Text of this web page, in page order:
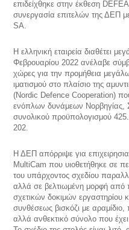
επιδείχθηκε στην έκθεση
συνεργασία επιτελών της ΔΕΠ
SA.
Η ελληνική εταιρεία διαθέτει
Φεβρουαρίου 2022 ανέλαβε
χώρες για την προμήθεια
ιματισμού στο πλαίσιο της
(Nordic Defence Cooperation)
ενόπλων δυνάμεων Νορβηγίας,
συνολικού προϋπολογισμού
202.
Η ΔΕΠ απόρριψε για
MultiCam που υιοθετήθηκε σε
του υπάρχοντος σχεδίου
αλλά σε βελτιωμένη μορφή
σχετικών δοκιμών εργαστηρίου
συνθέσεως βισκόζι με
αλλά ανθεκτικό σύνολο που